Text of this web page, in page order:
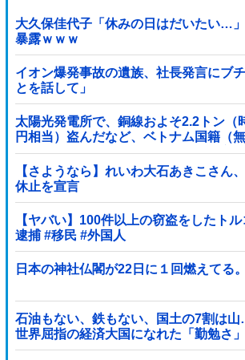
大久保佳代子「休みの日はだいたい…
暴露ｗｗｗ
イオン爆発事故の遺族、社長発言にブ
とを話して」
太陽光発電所で、銅線およそ2.2トン（
円相当）盗んだなど、ベトナム国籍（
盗まれた銅線の半分はすでに売却 富
【さようなら】れいわ大石あきこさん
休止を宣言
【ヤバい】100件以上の窃盗をしたト
逮捕 #移民 #外国人
日本の神社仏閣が22日に１回燃えてる。
石油もない、鉄もない、国土の7割は
世界屈指の経済大国になれた「勤勉さ